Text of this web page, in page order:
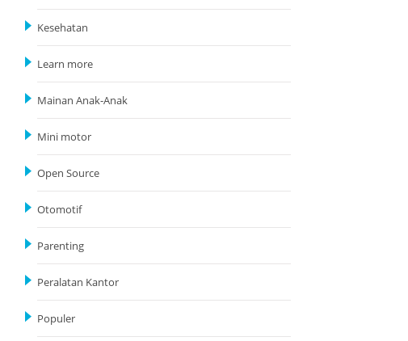
Kesehatan
Learn more
Mainan Anak-Anak
Mini motor
Open Source
Otomotif
Parenting
Peralatan Kantor
Populer